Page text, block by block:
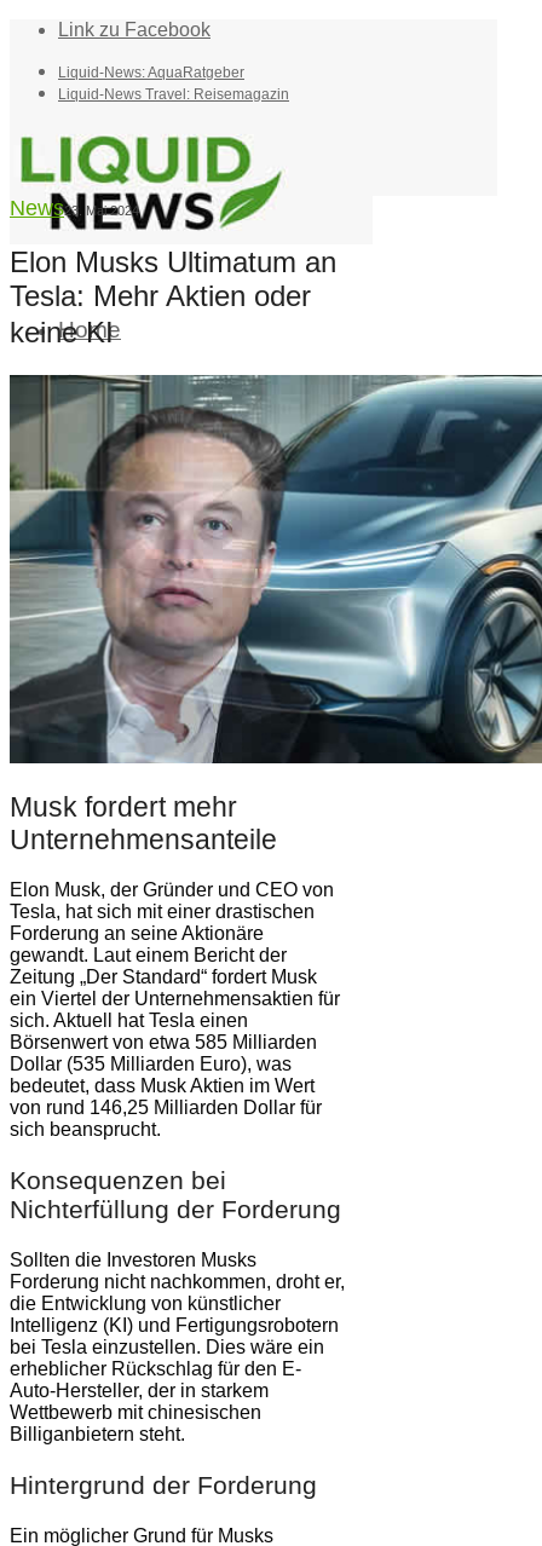
Link zu Facebook
Liquid-News: AquaRatgeber
Liquid-News Travel: Reisemagazin
Home
Suche
Menü Menü
News23. Mai 2024
Elon Musks Ultimatum an
Tesla: Mehr Aktien oder
keine KI
Musk fordert mehr
Unternehmensanteile
Elon Musk, der Gründer und CEO von
Tesla, hat sich mit einer drastischen
Forderung an seine Aktionäre
gewandt. Laut einem Bericht der
Zeitung „Der Standard“ fordert Musk
ein Viertel der Unternehmensaktien für
sich. Aktuell hat Tesla einen
Börsenwert von etwa 585 Milliarden
Dollar (535 Milliarden Euro), was
bedeutet, dass Musk Aktien im Wert
von rund 146,25 Milliarden Dollar für
sich beansprucht.
Konsequenzen bei
Nichterfüllung der Forderung
Sollten die Investoren Musks
Forderung nicht nachkommen, droht er,
die Entwicklung von künstlicher
Intelligenz (KI) und Fertigungsrobotern
bei Tesla einzustellen. Dies wäre ein
erheblicher Rückschlag für den E-
Auto-Hersteller, der in starkem
Wettbewerb mit chinesischen
Billiganbietern steht.
Hintergrund der Forderung
Ein möglicher Grund für Musks